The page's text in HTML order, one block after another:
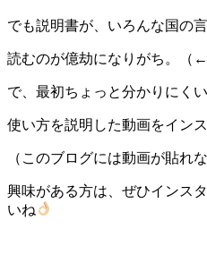
でも説明書が、いろんな国の
読むのが億劫になりがち。（←
で、最初ちょっと分かりにく
使い方を説明した動画をイン
（このブログには動画が貼れ
興味がある方は、ぜひインス
いね